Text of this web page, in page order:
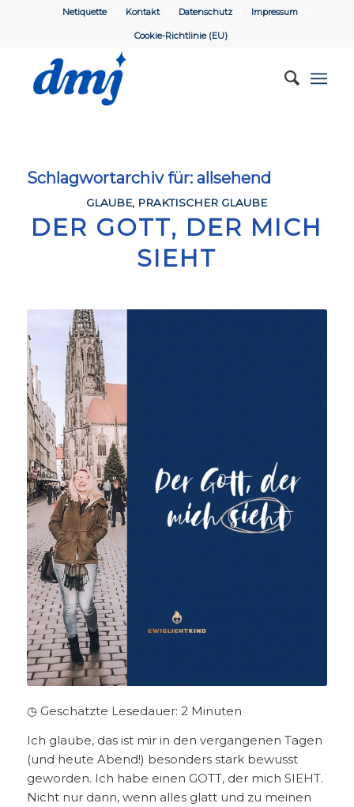
Netiquette Kontakt Datenschutz Impressum
Cookie-Richtlinie (EU)
Schlagwortarchiv für: allsehend
GLAUBE, PRAKTISCHER GLAUBE
DER GOTT, DER MICH
SIEHT
◷ Geschätzte Lesedauer: 2 Minuten
Ich glaube, das ist mir in den vergangenen Tagen
(und heute Abend!) besonders stark bewusst
geworden. Ich habe einen GOTT, der mich SIEHT.
Nicht nur dann, wenn alles glatt und zu meinen